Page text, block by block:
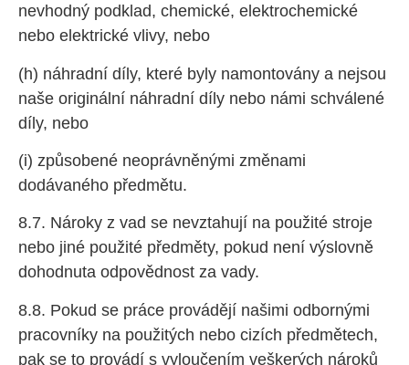
nevhodný podklad, chemické, elektrochemické
nebo elektrické vlivy, nebo
(h) náhradní díly, které byly namontovány a nejsou
naše originální náhradní díly nebo námi schválené
díly, nebo
(i) způsobené neoprávněnými změnami
dodávaného předmětu.
8.7. Nároky z vad se nevztahují na použité stroje
nebo jiné použité předměty, pokud není výslovně
dohodnuta odpovědnost za vady.
8.8. Pokud se práce provádějí našimi odbornými
pracovníky na použitých nebo cizích předmětech,
pak se to provádí s vyloučením veškerých nároků